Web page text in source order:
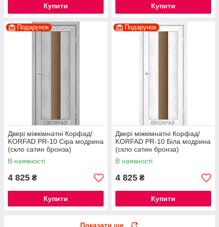
Купити Купити
Подарунок
Двері міжкімнатні Корфад/
KORFAD PR-10 Сіра модрина
(скло сатин бронза)
В наявності
4 825 ₴
Купити
Подарунок
Двері міжкімнатні Корфад/
KORFAD PR-10 Біла модрина
(скло сатин бронза)
В наявності
4 825 ₴
Купити
Показати ще